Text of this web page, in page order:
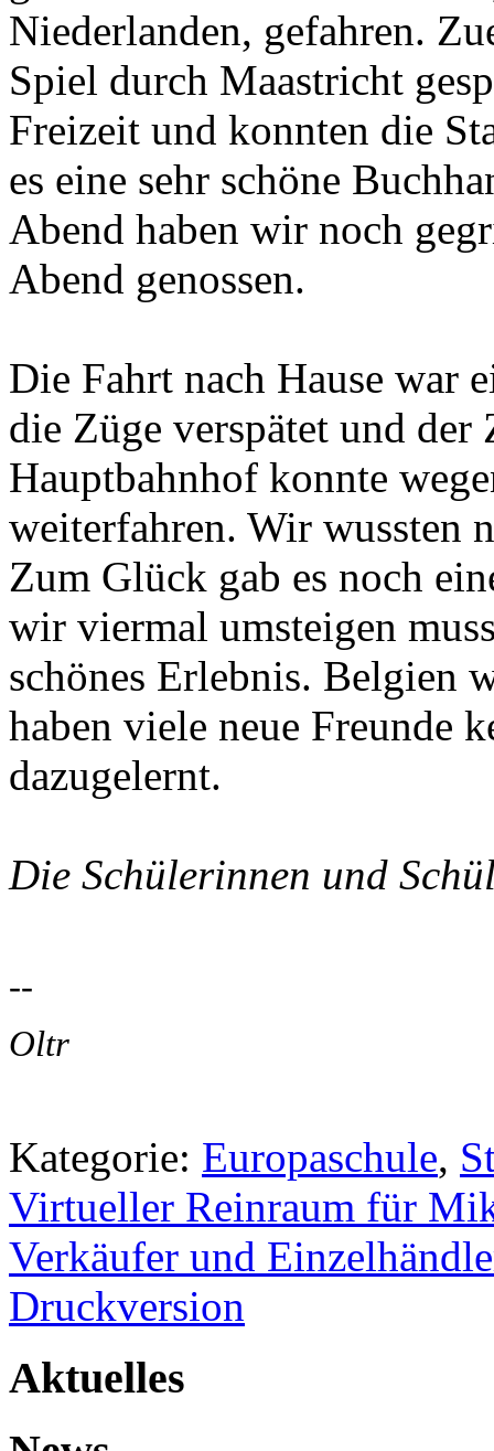
Niederlanden, gefahren.
Spiel durch Maastricht
Freizeit und konnten die
es eine sehr schöne
Abend haben wir noch
Abend genossen.
Die Fahrt nach Hause war
die Züge verspätet und der
Hauptbahnhof konnte
weiterfahren. Wir wussten
Zum Glück gab es noch
wir viermal umsteigen
schönes Erlebnis. Belgien
haben viele neue Freunde
dazugelernt.
Die Schülerinnen und
--
Oltr
Kategorie: Europaschule,
Virtueller Reinraum für
Verkäufer und
Druckversion
Aktuelles